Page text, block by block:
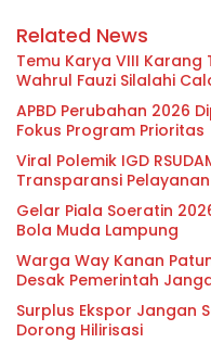
Related News
Temu Karya VIII Karang
Wahrul Fauzi Silalahi
APBD Perubahan 2026
Fokus Program Prioritas
Viral Polemik IGD
Transparansi Pelayanan
Gelar Piala Soeratin
Bola Muda Lampung
Warga Way Kanan
Desak Pemerintah
Surplus Ekspor Jangan
Dorong Hilirisasi